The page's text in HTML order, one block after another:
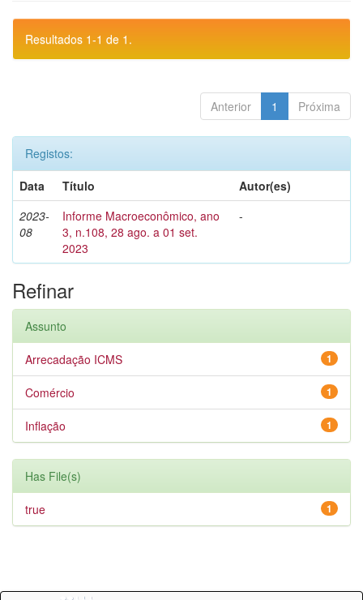
Resultados 1-1 de 1.
Anterior 1 Próxima
Registos:
Data
Título
Autor(es)
2023-
08
Informe Macroeconômico, ano
3, n.108, 28 ago. a 01 set.
2023
-
Refinar
Assunto
1
Arrecadação ICMS
1
Comércio
1
Inflação
Has File(s)
1
true